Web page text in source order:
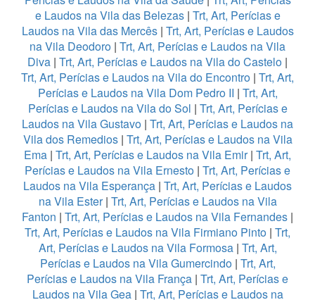
e Laudos na Vila das Belezas| Trt, Art, Perícias e
Laudos na Vila das Mercês| Trt, Art, Perícias e Laudos
na Vila Deodoro | Trt, Art, Perícias e Laudos na Vila
Diva | Trt, Art, Perícias e Laudos na Vila do Castelo |
Trt, Art, Perícias e Laudos na Vila do Encontro | Trt, Art,
Perícias e Laudos na Vila Dom Pedro II | Trt, Art,
Perícias e Laudos na Vila do Sol | Trt, Art, Perícias e
Laudos na Vila Gustavo | Trt, Art, Perícias e Laudos na
Vila dos Remedios| Trt, Art, Perícias e Laudos na Vila
Ema | Trt, Art, Perícias e Laudos na Vila Emir| Trt, Art,
Perícias e Laudos na Vila Ernesto | Trt, Art, Perícias e
Laudos na Vila Esperança | Trt, Art, Perícias e Laudos
na Vila Ester| Trt, Art, Perícias e Laudos na Vila
Fanton | Trt, Art, Perícias e Laudos na Vila Fernandes |
Trt, Art, Perícias e Laudos na Vila Firmiano Pinto | Trt,
Art, Perícias e Laudos na Vila Formosa| Trt, Art,
Perícias e Laudos na Vila Gumercindo| Trt, Art,
Perícias e Laudos na Vila França | Trt, Art, Perícias e
Laudos na Vila Gea| Trt, Art, Perícias e Laudos na